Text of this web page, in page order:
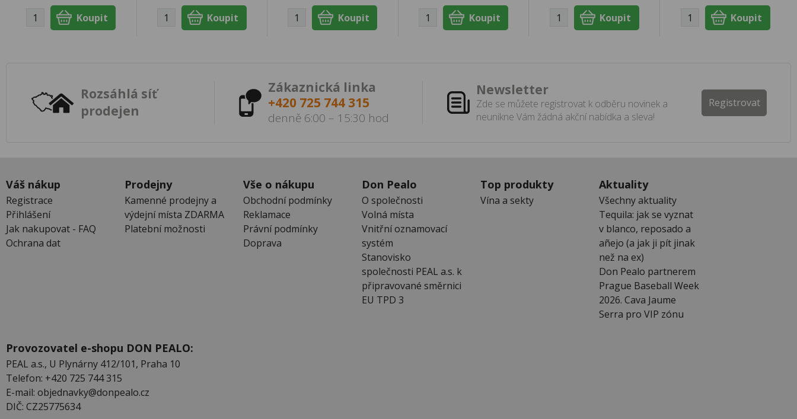
Rozsáhlá síť
prodejen
Zákaznická linka
+420 725 744 315
denně 6:00 – 15:30 hod
Newsletter
Zde se můžete registrovat k odběru novinek a
neunikne Vám žádná akční nabídka a sleva!
Registrovat
Váš nákup
Registrace
Přihlášení
Jak nakupovat - FAQ
Ochrana dat
Prodejny
Kamenné prodejny a
výdejní místa ZDARMA
Platební možnosti
Vše o nákupu
Obchodní podmínky
Reklamace
Právní podmínky
Doprava
Don Pealo
O společnosti
Volná místa
Vnitřní oznamovací
systém
Stanovisko
společnosti PEAL a.s. k
připravované směrnici
EU TPD 3
Top produkty
Vína a sekty
Aktuality
Všechny aktuality
Tequila: jak se vyznat
v blanco, reposado a
añejo (a jak ji pít jinak
než na ex)
Don Pealo partnerem
Prague Baseball Week
2026. Cava Jaume
Serra pro VIP zónu
Provozovatel e-shopu DON PEALO:
PEAL a.s., U Plynárny 412/101, Praha 10
Telefon: +420 725 744 315
E-mail: objednavky@donpealo.cz
DIČ: CZ25775634